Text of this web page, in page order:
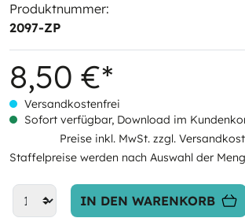
Produktnummer:
2097-ZP
8,50 €*
Versandkostenfrei
Sofort verfügbar, Download im
Preise inkl. MwSt. zzgl.
Staffelpreise werden nach Auswahl der
IN DEN WARENKORB